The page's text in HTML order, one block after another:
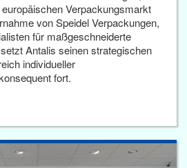
Verpackungsmarkt
von Speidel Verpackungen,
für maßgeschneiderte
Antalis seinen strategischen
individueller
fort.